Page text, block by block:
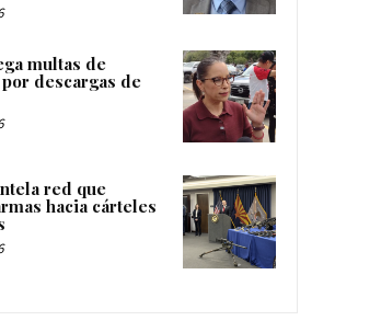
multas de
por descargas de
red que
hacia cárteles